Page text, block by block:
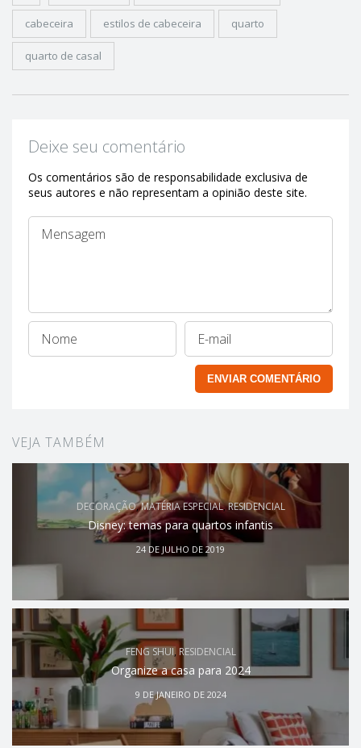
cabeceira estilos de cabeceira quarto
quarto de casal
Deixe seu comentário
Os comentários são de responsabilidade exclusiva de
seus autores e não representam a opinião deste site.
VEJA TAMBÉM
DECORAÇÃO,MATÉRIA ESPECIAL,RESIDENCIAL
Disney: temas para quartos infantis
24 DE JULHO DE 2019
FENG SHUI, RESIDENCIAL
Organize a casa para 2024
9 DE JANEIRO DE 2024